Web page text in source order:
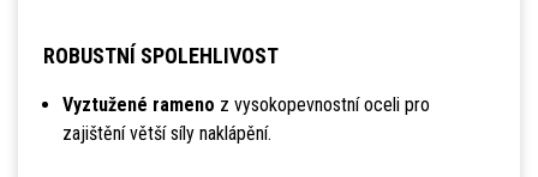
ROBUSTNÍ SPOLEHLIVOST
Vyztužené rameno z vysokopevnostní oceli pro
zajištění větší síly naklápění.